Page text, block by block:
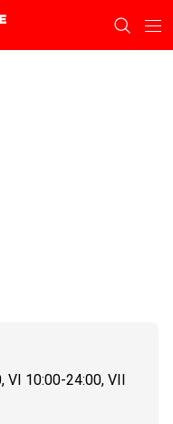
VI 10:00-24:00, VII